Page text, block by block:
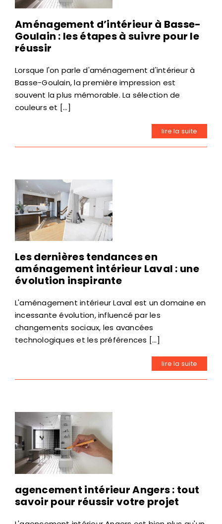
Aménagement d’intérieur à Basse-
Goulain : les étapes à suivre pour le
réussir
Lorsque l'on parle d'aménagement d'intérieur à
Basse-Goulain, la première impression est
souvent la plus mémorable. La sélection de
couleurs et [...]
lire la suite
Les dernières tendances en
aménagement intérieur Laval : une
évolution inspirante
L'aménagement intérieur Laval est un domaine en
incessante évolution, influencé par les
changements sociaux, les avancées
technologiques et les préférences [...]
lire la suite
agencement intérieur Angers : tout
savoir pour réussir votre projet